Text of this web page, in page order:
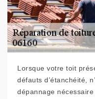
Lorsque votre toit
défauts d’étanchéité,
dépannage